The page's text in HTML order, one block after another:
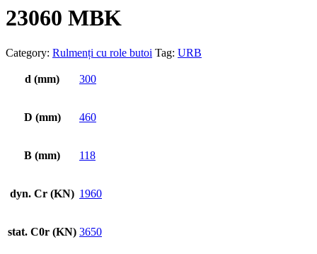
23060 MBK
Category: Rulmenți cu role butoi Tag: URB
d (mm) 300
D (mm) 460
B (mm) 118
dyn. Cr (KN) 1960
stat. C0r (KN) 3650